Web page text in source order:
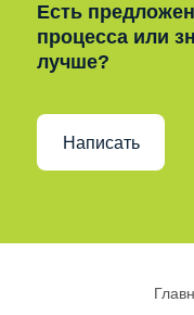
Есть
процесса или
лучше?
Написать